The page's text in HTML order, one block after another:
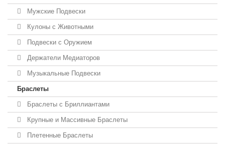
Мужские Подвески
Кулоны с Животными
Подвески с Оружием
Держатели Медиаторов
Музыкальные Подвески
Браслеты
Браслеты с Бриллиантами
Крупные и Массивные Браслеты
Плетенные Браслеты